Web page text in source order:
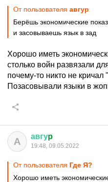
От пользователя авгуp
Берёшь экономические
и засовываешь язык в зад
Хорошо иметь
столько войн развязали
почему-то никто не кричал
Позасовывали языки в
А авгуp
19:48, 09.05.2022
От пользователя Где Я?
Хорошо иметь